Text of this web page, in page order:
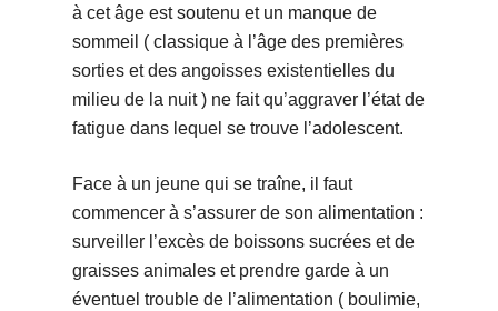
à cet âge est soutenu et un manque de
sommeil ( classique à l’âge des premières
sorties et des angoisses existentielles du
milieu de la nuit ) ne fait qu’aggraver l’état de
fatigue dans lequel se trouve l’adolescent.
Face à un jeune qui se traîne, il faut
commencer à s’assurer de son alimentation :
surveiller l’excès de boissons sucrées et de
graisses animales et prendre garde à un
éventuel trouble de l’alimentation ( boulimie,